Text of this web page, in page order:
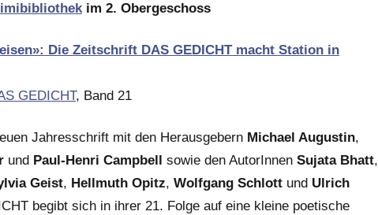
im 2. Obergeschoss
Die Zeitschrift DAS GEDICHT macht Station in
GEDICHT, Band 21
Jahresschrift mit den Herausgebern Michael Augustin,
und Paul-Henri Campbell sowie den AutorInnen Sujata Bhatt,
Geist, Hellmuth Opitz, Wolfgang Schlott und Ulrich
begibt sich in ihrer 21. Folge auf eine kleine poetische